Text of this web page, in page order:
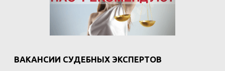
ВАКАНСИИ СУДЕБНЫХ ЭКСПЕРТОВ